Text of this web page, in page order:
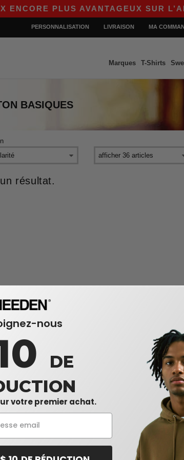
PLUS AVANTAGEUX SUR L’APP
PERSONNALISATION LIVRAISON MA
Marques T-Shirts
BASIQUES
résultat.
nous
DE
votre premier achat.